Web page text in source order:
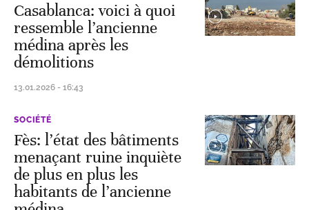
Casablanca: voici à quoi
ressemble l’ancienne
médina après les
démolitions
13.01.2026 - 16:43
SOCIÉTÉ
Fès: l’état des bâtiments
menaçant ruine inquiète
de plus en plus les
habitants de l’ancienne